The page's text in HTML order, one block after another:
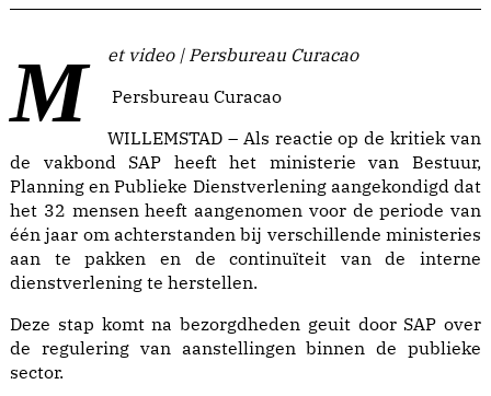
Met video | Persbureau Curacao
Persbureau Curacao
WILLEMSTAD – Als reactie op de kritiek van
de vakbond SAP heeft het ministerie van Bestuur,
Planning en Publieke Dienstverlening aangekondigd dat
het 32 mensen heeft aangenomen voor de periode van
één jaar om achterstanden bij verschillende ministeries
aan te pakken en de continuïteit van de interne
dienstverlening te herstellen.
Deze stap komt na bezorgdheden geuit door SAP over
de regulering van aanstellingen binnen de publieke
sector.